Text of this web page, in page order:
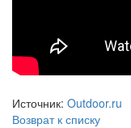
Источник: Outdoor.ru
Возврат к списку